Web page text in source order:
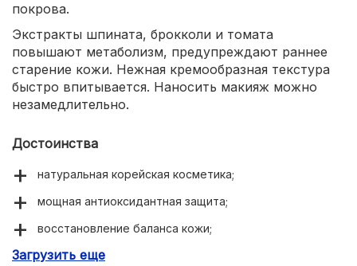
покрова.
Экстракты шпината, брокколи и томата
повышают метаболизм, предупреждают раннее
старение кожи. Нежная кремообразная текстура
быстро впитывается. Наносить макияж можно
незамедлительно.
Достоинства
натуральная корейская косметика;
мощная антиоксидантная защита;
восстановление баланса кожи;
улучшение общего состояния покрова.
Загрузить еще